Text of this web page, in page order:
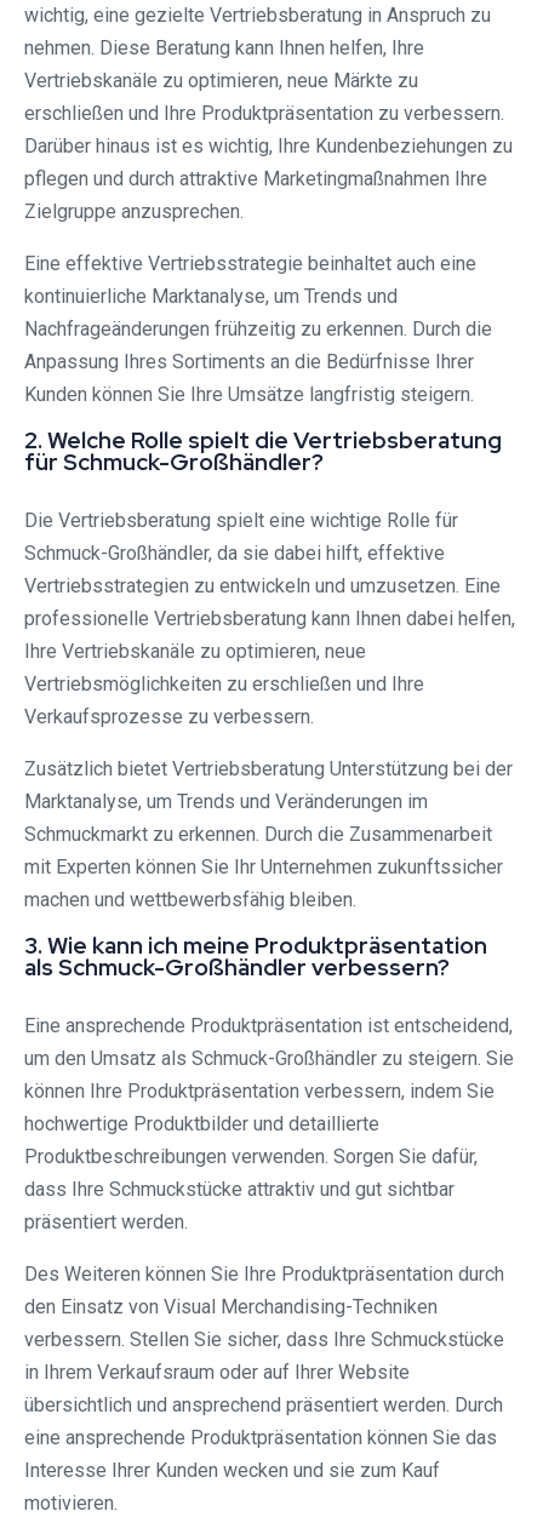
wichtig, eine gezielte Vertriebsberatung in Anspruch zu
nehmen. Diese Beratung kann Ihnen helfen, Ihre
Vertriebskanäle zu optimieren, neue Märkte zu
erschließen und Ihre Produktpräsentation zu verbessern.
Darüber hinaus ist es wichtig, Ihre Kundenbeziehungen zu
pflegen und durch attraktive Marketingmaßnahmen Ihre
Zielgruppe anzusprechen.
Eine effektive Vertriebsstrategie beinhaltet auch eine
kontinuierliche Marktanalyse, um Trends und
Nachfrageänderungen frühzeitig zu erkennen. Durch die
Anpassung Ihres Sortiments an die Bedürfnisse Ihrer
Kunden können Sie Ihre Umsätze langfristig steigern.
2. Welche Rolle spielt die Vertriebsberatung
für Schmuck-Großhändler?
Die Vertriebsberatung spielt eine wichtige Rolle für
Schmuck-Großhändler, da sie dabei hilft, effektive
Vertriebsstrategien zu entwickeln und umzusetzen. Eine
professionelle Vertriebsberatung kann Ihnen dabei helfen,
Ihre Vertriebskanäle zu optimieren, neue
Vertriebsmöglichkeiten zu erschließen und Ihre
Verkaufsprozesse zu verbessern.
Zusätzlich bietet Vertriebsberatung Unterstützung bei der
Marktanalyse, um Trends und Veränderungen im
Schmuckmarkt zu erkennen. Durch die Zusammenarbeit
mit Experten können Sie Ihr Unternehmen zukunftssicher
machen und wettbewerbsfähig bleiben.
3. Wie kann ich meine Produktpräsentation
als Schmuck-Großhändler verbessern?
Eine ansprechende Produktpräsentation ist entscheidend,
um den Umsatz als Schmuck-Großhändler zu steigern. Sie
können Ihre Produktpräsentation verbessern, indem Sie
hochwertige Produktbilder und detaillierte
Produktbeschreibungen verwenden. Sorgen Sie dafür,
dass Ihre Schmuckstücke attraktiv und gut sichtbar
präsentiert werden.
Des Weiteren können Sie Ihre Produktpräsentation durch
den Einsatz von Visual Merchandising-Techniken
verbessern. Stellen Sie sicher, dass Ihre Schmuckstücke
in Ihrem Verkaufsraum oder auf Ihrer Website
übersichtlich und ansprechend präsentiert werden. Durch
eine ansprechende Produktpräsentation können Sie das
Interesse Ihrer Kunden wecken und sie zum Kauf
motivieren.